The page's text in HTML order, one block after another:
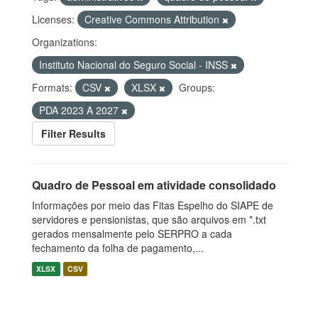
Licenses:
Creative Commons Attribution
Organizations:
Instituto Nacional do Seguro Social - INSS
Formats:
CSV XLSX
Groups:
PDA 2023 A 2027
Filter Results
Quadro de Pessoal em atividade consolidado
Informações por meio das Fitas Espelho do SIAPE de
servidores e pensionistas, que são arquivos em *.txt
gerados mensalmente pelo SERPRO a cada
fechamento da folha de pagamento,...
XLSX CSV